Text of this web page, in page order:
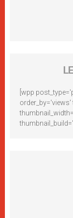
[wpp
order_by='views'